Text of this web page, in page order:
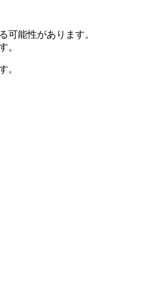
可能性があります。
。
。